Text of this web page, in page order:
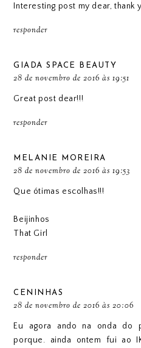
Interesting post my dear, thank
responder
GIADA SPACE BEAUTY
28 de novembro de 2016 às 19:51
Great post dear!!!
responder
MELANIE MOREIRA
28 de novembro de 2016 às 19:53
Que ótimas escolhas!!!
Beijinhos
That Girl
responder
CENINHAS
28 de novembro de 2016 às 20:06
Eu agora ando na onda do
porque. ainda ontem fui ao